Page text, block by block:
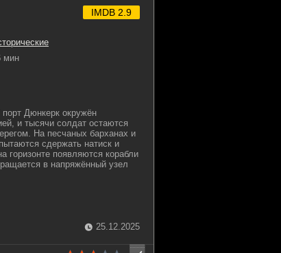
мин
IMDB 2.9
Дюнкерк окружён
и тысячи солдат остаются
На песчаных барханах и
сдержать натиск и
горизонте появляются корабли
в напряжённый узел
25.12.2025